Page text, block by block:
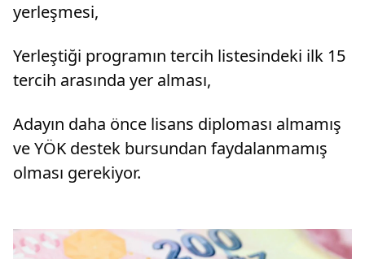
yerleşmesi,
Yerleştiği programın tercih listesindeki ilk 15
tercih arasında yer alması,
Adayın daha önce lisans diploması almamış
ve YÖK destek bursundan faydalanmamış
olması gerekiyor.